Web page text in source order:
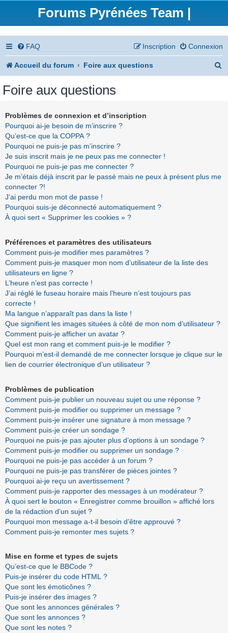
Forums Pyrénées Team |
FAQ Connexion
Inscription
Accueil du forum Foire aux questions
Foire aux questions
Problèmes de connexion et d’inscription
Pourquoi ai-je besoin de m’inscrire ?
Qu’est-ce que la COPPA ?
Pourquoi ne puis-je pas m’inscrire ?
Je suis inscrit mais je ne peux pas me connecter !
Pourquoi ne puis-je pas me connecter ?
Je m’étais déjà inscrit par le passé mais ne peux à présent plus me
connecter ?!
J’ai perdu mon mot de passe !
Pourquoi suis-je déconnecté automatiquement ?
À quoi sert « Supprimer les cookies » ?
Préférences et paramètres des utilisateurs
Comment puis-je modifier mes paramètres ?
Comment puis-je masquer mon nom d’utilisateur de la liste des
utilisateurs en ligne ?
L’heure n’est pas correcte !
J’ai réglé le fuseau horaire mais l’heure n’est toujours pas
correcte !
Ma langue n’apparaît pas dans la liste !
Que signifient les images situées à côté de mon nom d’utilisateur ?
Comment puis-je afficher un avatar ?
Quel est mon rang et comment puis-je le modifier ?
Pourquoi m’est-il demandé de me connecter lorsque je clique sur le
lien de courrier électronique d’un utilisateur ?
Problèmes de publication
Comment puis-je publier un nouveau sujet ou une réponse ?
Comment puis-je modifier ou supprimer un message ?
Comment puis-je insérer une signature à mon message ?
Comment puis-je créer un sondage ?
Pourquoi ne puis-je pas ajouter plus d’options à un sondage ?
Comment puis-je modifier ou supprimer un sondage ?
Pourquoi ne puis-je pas accéder à un forum ?
Pourquoi ne puis-je pas transférer de pièces jointes ?
Pourquoi ai-je reçu un avertissement ?
Comment puis-je rapporter des messages à un modérateur ?
À quoi sert le bouton « Enregistrer comme brouillon » affiché lors
de la rédaction d’un sujet ?
Pourquoi mon message a-t-il besoin d’être approuvé ?
Comment puis-je remonter mes sujets ?
Mise en forme et types de sujets
Qu’est-ce que le BBCode ?
Puis-je insérer du code HTML ?
Que sont les émoticônes ?
Puis-je insérer des images ?
Que sont les annonces générales ?
Que sont les annonces ?
Que sont les notes ?